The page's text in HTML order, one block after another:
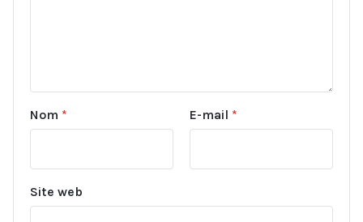
Nom * E-mail *
Site web